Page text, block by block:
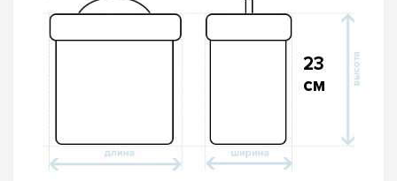
23
см